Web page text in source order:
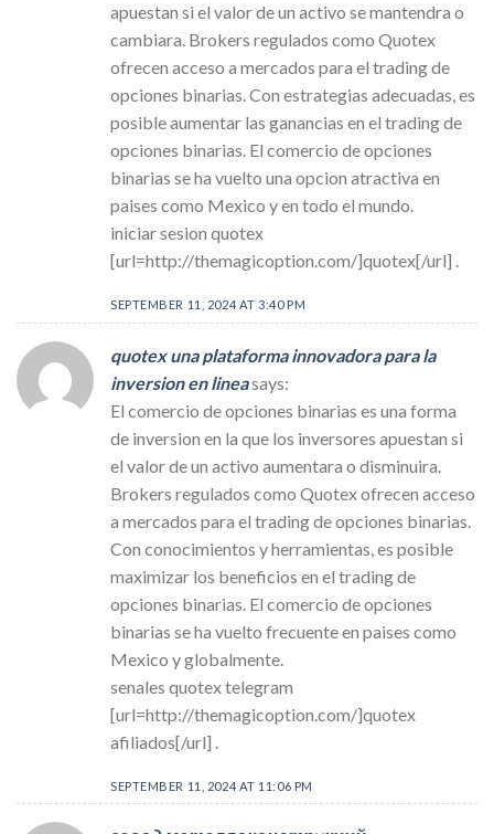
apuestan si el valor de un activo se mantendra o
cambiara. Brokers regulados como Quotex
ofrecen acceso a mercados para el trading de
opciones binarias. Con estrategias adecuadas, es
posible aumentar las ganancias en el trading de
opciones binarias. El comercio de opciones
binarias se ha vuelto una opcion atractiva en
paises como Mexico y en todo el mundo.
iniciar sesion quotex
[url=http://themagicoption.com/]quotex[/url] .
SEPTEMBER 11, 2024 AT 3:40 PM
quotex una plataforma innovadora para la
inversion en lineasays:
El comercio de opciones binarias es una forma
de inversion en la que los inversores apuestan si
el valor de un activo aumentara o disminuira.
Brokers regulados como Quotex ofrecen acceso
a mercados para el trading de opciones binarias.
Con conocimientos y herramientas, es posible
maximizar los beneficios en el trading de
opciones binarias. El comercio de opciones
binarias se ha vuelto frecuente en paises como
Mexico y globalmente.
senales quotex telegram
[url=http://themagicoption.com/]quotex
afiliados[/url] .
SEPTEMBER 11, 2024 AT 11:06 PM